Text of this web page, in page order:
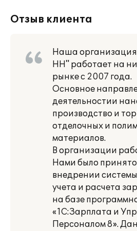
Отзыв клиента
Наша
НН" работает на
рынке с 2007 года.
Основное
деятельностии
производство и
отделочных и
материалов.
В организации
Нами было
внедрении
учета и расчета
на базе
«1С:Зарплата и
Персоналом 8».